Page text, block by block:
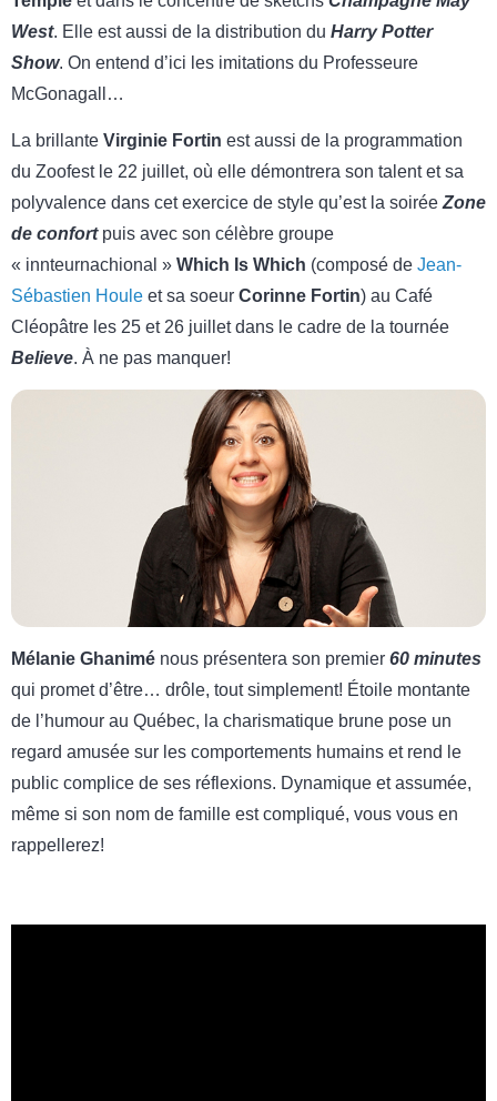
West. Elle est aussi de la distribution du Harry Potter
Show. On entend d’ici les imitations du Professeure
McGonagall…
La brillante Virginie Fortin est aussi de la programmation
du Zoofest le 22 juillet, où elle démontrera son talent et sa
polyvalence dans cet exercice de style qu’est la soirée Zone
de confortpuis avec son célèbre groupe
« innteurnachional » Which Is Which (composé de Jean-
Sébastien Houle et sa soeur Corinne Fortin) au Café
Cléopâtre les 25 et 26 juillet dans le cadre de la tournée
Believe. À ne pas manquer!
Mélanie Ghanimé nous présentera son premier 60 minutes
qui promet d’être… drôle, tout simplement! Étoile montante
de l’humour au Québec, la charismatique brune pose un
regard amusée sur les comportements humains et rend le
public complice de ses réflexions. Dynamique et assumée,
même si son nom de famille est compliqué, vous vous en
rappellerez!